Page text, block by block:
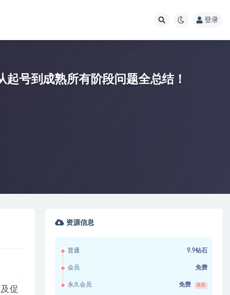
登录
号到成熟所有阶段问题全总结！
促
资源信息
普通 9.9钻石
会员 免费
永久会员 免费 推荐